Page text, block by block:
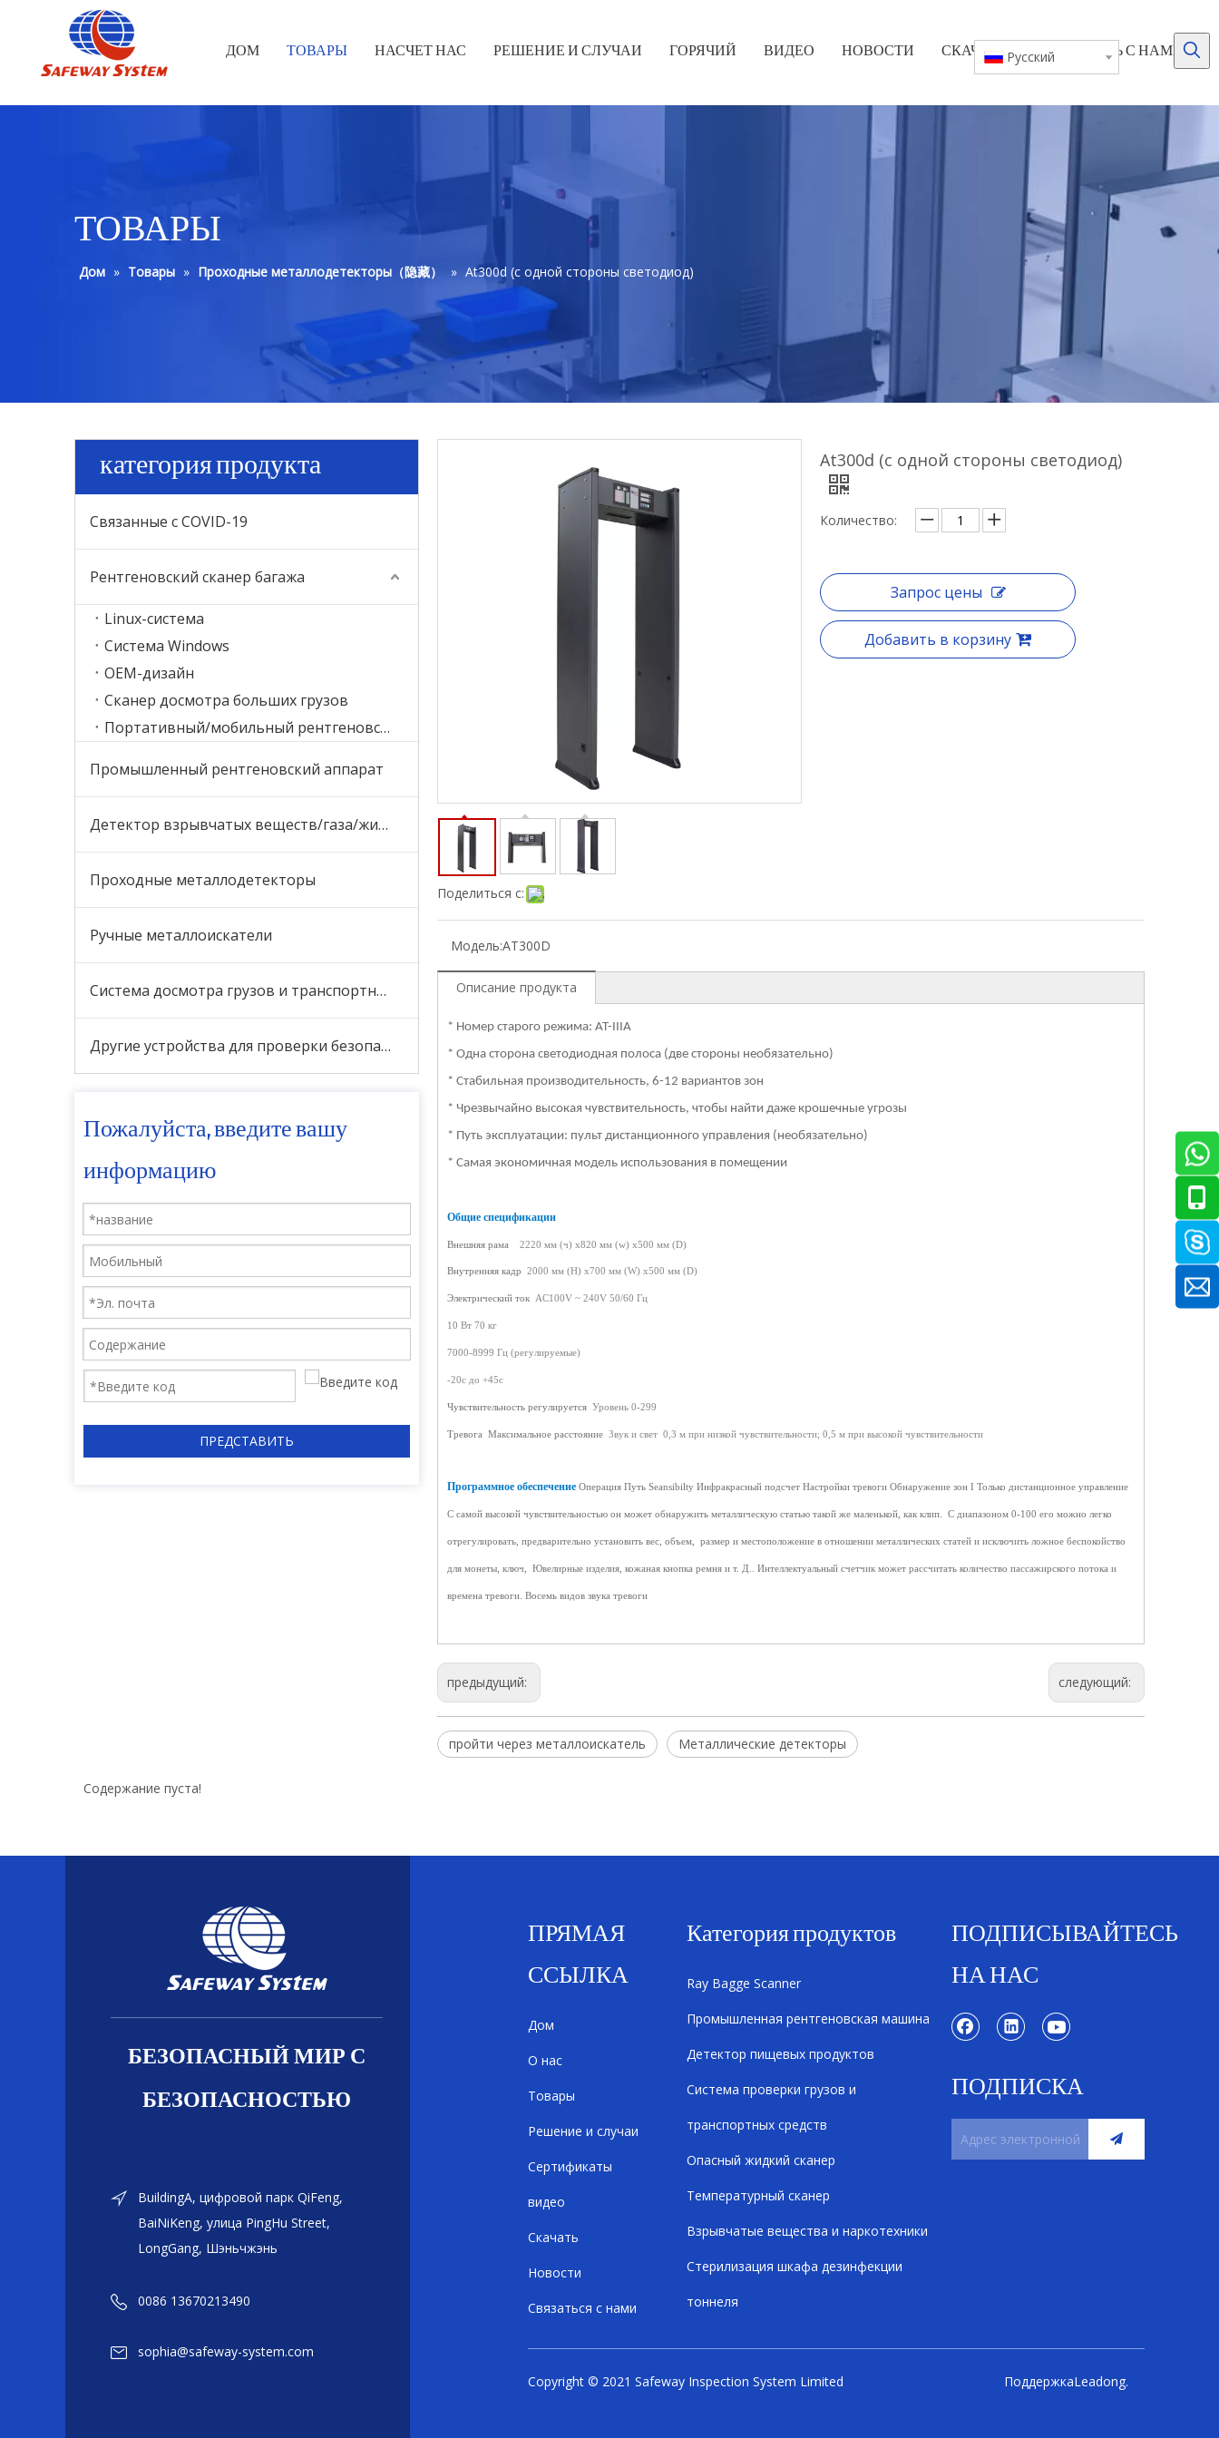
ДОМ ТОВАРЫ НАСЧЕТ НАС РЕШЕНИЕ И СЛУЧАИ ГОРЯЧИЙ ВИДЕО НОВОСТИ СКАЧАТЬ СВЯЖИТЕСЬ С НАМИ
Pусский
ТОВАРЫ
Дом » Товары » Проходные металлодетекторы（隐藏） » At300d (с одной стороны светодиод)
категория продукта
Связанные с COVID-19
Рентгеновский сканер багажа
Linux-система
Система Windows
ОЕМ-дизайн
Сканер досмотра больших грузов
Портативный/мобильный рентгеновский сканер
Промышленный рентгеновский аппарат
Детектор взрывчатых веществ/газа/жидкости/наркотиков
Проходные металлодетекторы
Ручные металлоискатели
Система досмотра грузов и транспортных средств
Другие устройства для проверки безопасности
Пожалуйста, введите вашу
информацию
ПРЕДСТАВИТЬ
Поделиться с:
At300d (с одной стороны светодиод)
Количество:
Запрос цены
Добавить в корзину
Модель:AT300D
Описание продукта
* Номер старого режима: AT-IIIA
* Одна сторона светодиодная полоса (две стороны необязательно)
* Стабильная производительность, 6-12 вариантов зон
* Чрезвычайно высокая чувствительность, чтобы найти даже крошечные угрозы
* Путь эксплуатации: пульт дистанционного управления (необязательно)
* Самая экономичная модель использования в помещении
Общие спецификации
Внешняя рама 2220 мм (ч) x820 мм (w) x500 мм (D)
Внутренняя кадр 2000 мм (H) x700 мм (W) x500 мм (D)
Электрический ток AC100V ~ 240V 50/60 Гц
10 Вт 70 кг
7000-8999 Гц (регулируемые)
-20c до +45c
Чувствительность регулируется Уровень 0-299
Тревога Максимальное расстояние Звук и свет 0,3 м при низкой чувствительности; 0,5 м при высокой чувствительности
Программное обеспечение Операция Путь Seansibilty Инфракрасный подсчет Настройки тревоги Обнаружение зон I Только дистанционное управление
С самой высокой чувствительностью он может обнаружить металлическую статью такой же маленькой, как клип. С диапазоном 0-100 его можно легко
отрегулировать, предварительно установить вес, объем, размер и местоположение в отношении металлических статей и исключить ложное беспокойство
для монеты, ключ, Ювелирные изделия, кожаная кнопка ремня и т. Д. Интеллектуальный счетчик может рассчитать количество пассажирского потока и
времена тревоги Восемь видов звука тревоги
предыдущий: следующий:
пройти через металлоискатель Металлические детекторы
Содержание пуста!
БЕЗОПАСНЫЙ МИР С
БЕЗОПАСНОСТЬЮ
BuildingA, цифровой парк QiFeng,
BaiNiKeng, улица PingHu Street,
LongGang, Шэньчжэнь
0086 13670213490
sophia@safeway-system.com
ПРЯМАЯ
ССЫЛКА
Дом
О нас
Товары
Решение и случаи
Сертификаты
видео
Скачать
Новости
Связаться с нами
Категория продуктов
Ray Bagge Scanner
Промышленная рентгеновская машина
Детектор пищевых продуктов
Система проверки грузов и
транспортных средств
Опасный жидкий сканер
Температурный сканер
Взрывчатые вещества и наркотехники
Стерилизация шкафа дезинфекции
тоннеля
ПОДПИСЫВАЙТЕСЬ
НА НАС
ПОДПИСКА
Copyright © 2021 Safeway Inspection System Limited ПоддержкаLeadong.